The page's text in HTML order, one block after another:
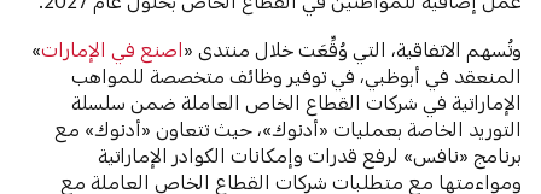
وتُسهم الاتفاقية، التي وُقِّعَت خلال منتدى «اصنع في الإمارات»
المنعقد في أبوظبي، في توفير وظائف متخصصة للمواهب
الإماراتية في شركات القطاع الخاص العاملة ضمن سلسلة
التوريد الخاصة بعمليات «أدنوك»، حيث تتعاون «أدنوك» مع
برنامج «نافس» لرفع قدرات وإمكانات الكوادر الإماراتية
ومواءمتها مع متطلبات شركات القطاع الخاص العاملة مع